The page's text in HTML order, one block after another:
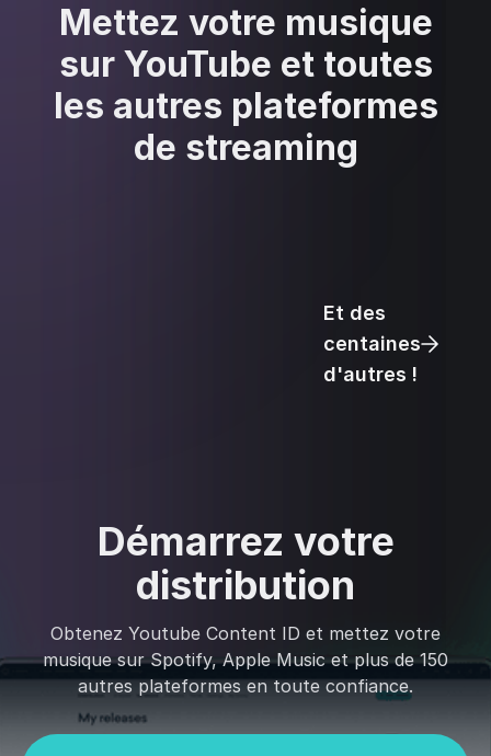
Mettez votre musique
sur YouTube et toutes
les autres plateformes
de streaming
Et des
centaines
d'autres !
Démarrez votre
distribution
Obtenez Youtube Content ID et mettez votre
musique sur Spotify, Apple Music et plus de 150
autres plateformes en toute confiance.